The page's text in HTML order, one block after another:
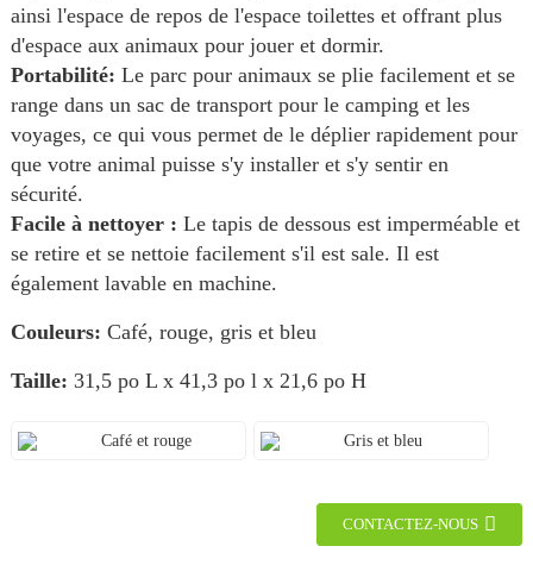
ainsi l'espace de repos de l'espace toilettes et offrant plus
d'espace aux animaux pour jouer et dormir.
Portabilité: Le parc pour animaux se plie facilement et se
range dans un sac de transport pour le camping et les
voyages, ce qui vous permet de le déplier rapidement pour
que votre animal puisse s'y installer et s'y sentir en
sécurité.
Facile à nettoyer : Le tapis de dessous est imperméable et
se retire et se nettoie facilement s'il est sale. Il est
également lavable en machine.
Couleurs: Café, rouge, gris et bleu
Taille: 31,5 po L x 41,3 po l x 21,6 po H
Café et rouge Gris et bleu
CONTACTEZ-NOUS